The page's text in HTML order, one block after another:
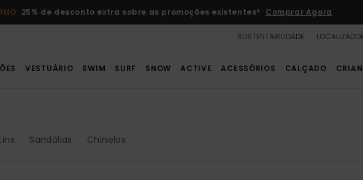
25% de desconto extra sobre as promoções existentes* Comprar Agora
SUSTENTABILIDADE
VESTUÁRIO SWIM SURF SNOW ACTIVE ACESSÓRIOS CALÇADO
Sandálias Chinelos